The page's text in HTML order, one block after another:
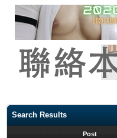
Search Results
Post